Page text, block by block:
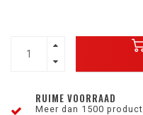
RUIME VOORRAAD
Meer dan 1500